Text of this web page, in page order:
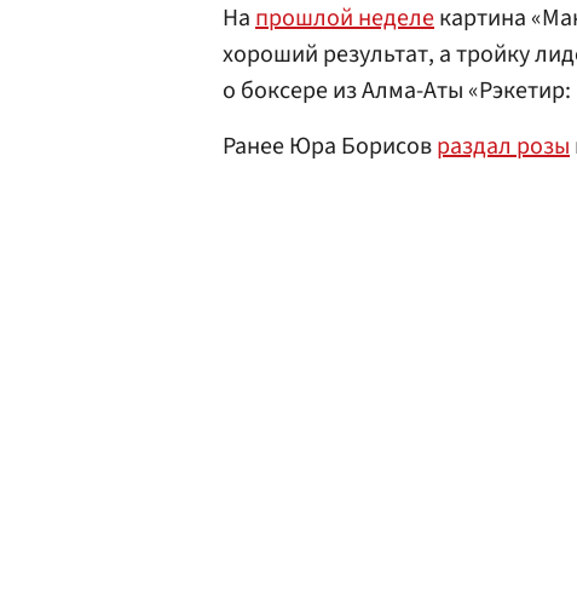
Напрошлой неделекартина
хороший результат, а тройку
о боксере из Алма-Аты
Ранее Юра Борисовраздал розы